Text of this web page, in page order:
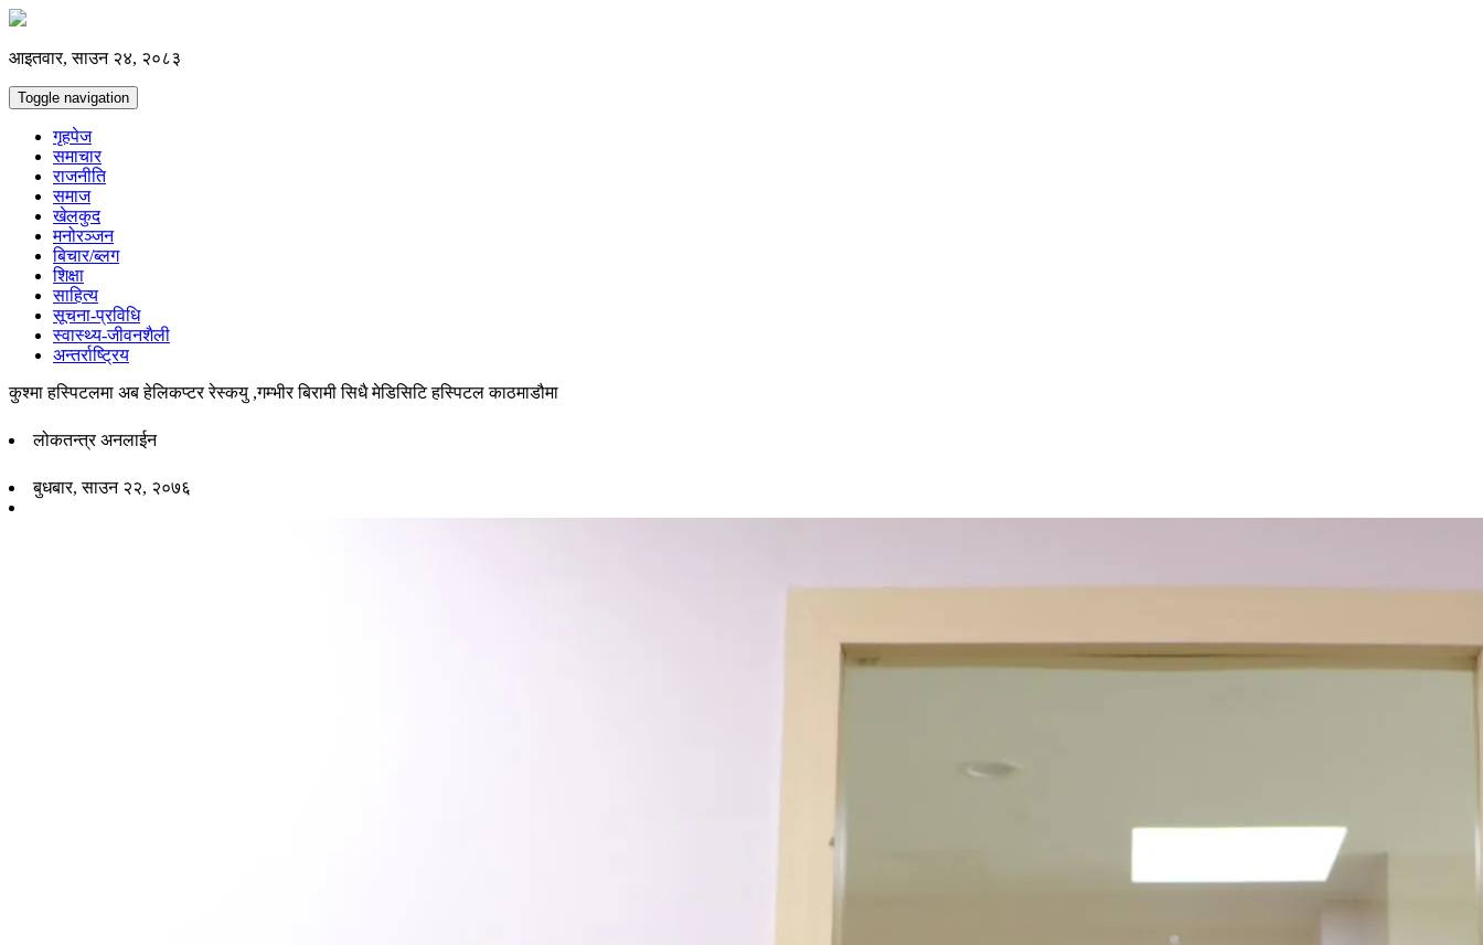
आइतवार, साउन २४, २०८३
Toggle navigation
गृहपेज
समाचार
राजनीति
समाज
खेलकुद
मनोरञ्जन
बिचार/ब्लग
शिक्षा
साहित्य
सूचना-प्रविधि
स्वास्थ्य-जीवनशैली
अन्तर्राष्ट्रिय
कुश्मा हस्पिटलमा अब हेलिकप्टर रेस्कयु ,गम्भीर बिरामी सिधै मेडिसिटि हस्पिटल काठमाडौमा
लोकतन्त्र अनलाईन
बुधबार, साउन २२, २०७६